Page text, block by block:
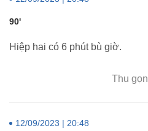
90'
Hiệp hai có 6 phút bù giờ.
Thu gọn
12/09/2023 | 20:48